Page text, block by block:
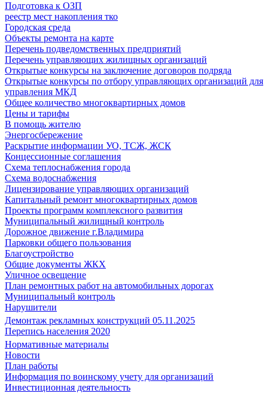
Подготовка к ОЗП
реестр мест накопления тко
Городская среда
Объекты ремонта на карте
Перечень подведомственных предприятий
Перечень управляющих жилищных организаций
Открытые конкурсы на заключение договоров подряда
Открытые конкурсы по отбору управляющих организаций для
управления МКД
Общее количество многоквартирных домов
Цены и тарифы
В помощь жителю
Энергосбережение
Раскрытие информации УО, ТСЖ, ЖСК
Концессионные соглашения
Схема теплоснабжения города
Схема водоснабжения
Лицензирование управляющих организаций
Капитальный ремонт многоквартирных домов
Проекты программ комплексного развития
Муниципальный жилищный контроль
Дорожное движение г.Владимира
Парковки общего пользования
Благоустройство
Общие документы ЖКХ
Уличное освещение
План ремонтных работ на автомобильных дорогах
Муниципальный контроль
Нарушители
Демонтаж рекламных конструкций 05.11.2025
Перепись населения 2020
Нормативные материалы
Новости
План работы
Информация по воинскому учету для организаций
Инвестиционная деятельность